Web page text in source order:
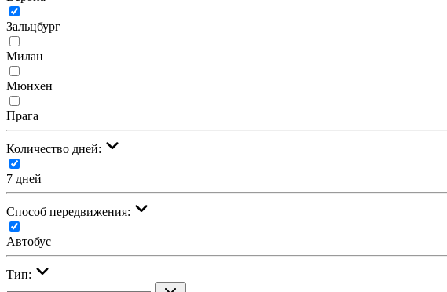
Зальцбург
Милан
Мюнхен
Прага
Количество дней:
7 дней
Cпособ передвижения:
Автобус
Тип: